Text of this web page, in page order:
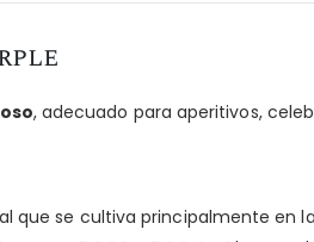
, adecuado para aperitivos,
se cultiva principalmente en